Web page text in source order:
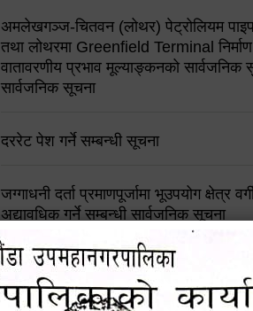
अमलेखगञ्ज-चितवन (लोथर) पेट्रोलियम
तथा लोथरमा Greenfield Terminal निर्माण
वातावरणीय प्रभाव मूल्याङ्कनको सार्वजनिक
सार्वजनिक सूचना
दररेट पेश गर्ने सम्बन्धी सूचना
जग्गाधनी दर्ता प्रमाणपूर्जामा भूउपयोग क्षेत्र
अद्यावधिक गर्ने सम्बन्धी सार्वजनिक सूचना
आशय पत्र दर्ता सम्बन्धी सूचना